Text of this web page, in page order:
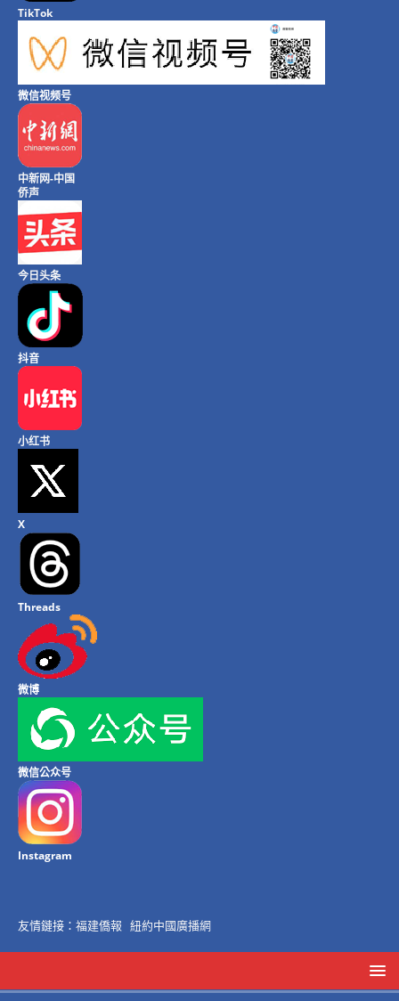
TikTok
微信视频号
中新网-中国
侨声
今日头条
抖音
小红书
X
Threads
微博
微信公众号
Instagram
友情鏈接： 福建僑報 紐約中國廣播網